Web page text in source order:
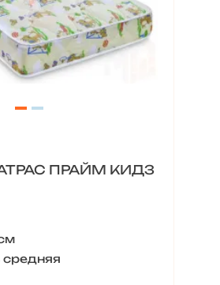
ПРАЙМ КИДЗ